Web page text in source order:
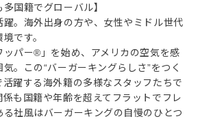
国籍でグローバル】
躍。海外出身の方や、女性やミドル世代
です。
ッパー®」を始め、アメリカの空気を感
。この“バーガーキングらしさ”をつく
活躍する海外籍の多様なスタッフたちで
も国籍や年齢を超えてフラットでフレ
る社風はバーガーキングの自慢のひとつ